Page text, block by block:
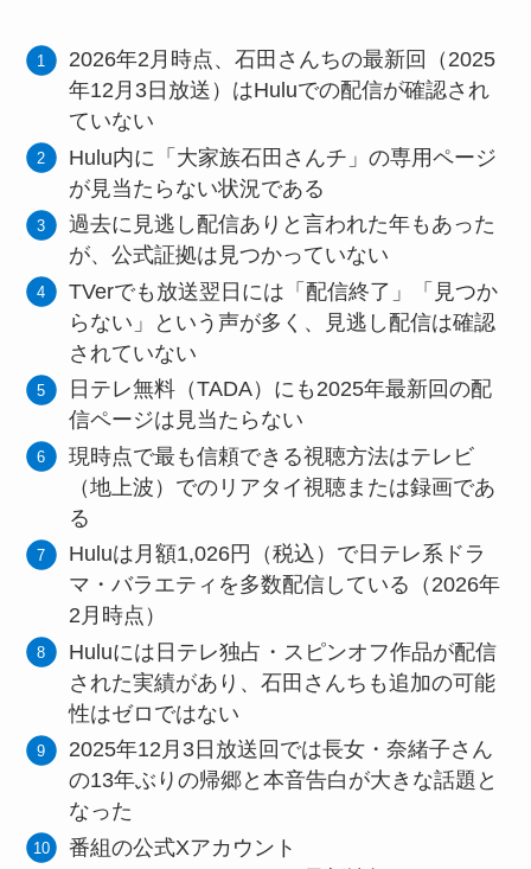
2026年2月時点、石田さんちの最新回（2025
年12月3日放送）はHuluでの配信が確認され
ていない
Hulu内に「大家族石田さんチ」の専用ページ
が見当たらない状況である
過去に見逃し配信ありと言われた年もあった
が、公式証拠は見つかっていない
TVerでも放送翌日には「配信終了」「見つか
らない」という声が多く、見逃し配信は確認
されていない
日テレ無料（TADA）にも2025年最新回の配
信ページは見当たらない
現時点で最も信頼できる視聴方法はテレビ
（地上波）でのリアタイ視聴または録画であ
る
Huluは月額1,026円（税込）で日テレ系ドラ
マ・バラエティを多数配信している（2026年
2月時点）
Huluには日テレ独占・スピンオフ作品が配信
された実績があり、石田さんちも追加の可能
性はゼロではない
2025年12月3日放送回では長女・奈緒子さん
の13年ぶりの帰郷と本音告白が大きな話題と
なった
番組の公式Xアカウント